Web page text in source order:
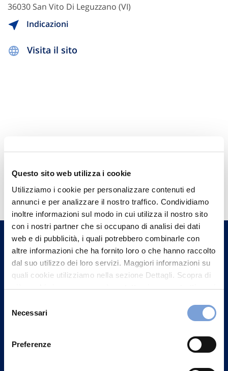
Questo sito web utilizza i cookie
Utilizziamo i cookie per personalizzare contenuti ed
annunci e per analizzare il nostro traffico. Condividiamo
inoltre informazioni sul modo in cui utilizza il nostro sito
con i nostri partner che si occupano di analisi dei dati
web e di pubblicità, i quali potrebbero combinarle con
altre informazioni che ha fornito loro o che hanno raccolto
dal suo utilizzo dei loro servizi. Maggiori informazioni su
quali cookie utilizziamo nella sezione Dettagli. Scopra di
più su chi siamo, come può contattarci e come trattiamo i
può trovare nel footer del sito nella sezione "Informativa
delNecessari
Preferenze
36030 San Vito Di Leguzzano (VI)
Indicazioni
Visita il sito
Hai bisogno di
informazioni?
Trova l'Agenzia più vicina a te e parla con
un nostro Agente.
Contattaci